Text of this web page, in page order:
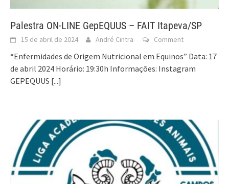
Palestra ON-LINE GepEQUUS – FAIT Itapeva/SP
15 de abril de 2024 André Cintra Comment
“Enfermidades de Origem Nutricional em Equinos” Data: 17
de abril 2024 Horário: 19:30h Informações: Instagram
GEPEQUUS [...]